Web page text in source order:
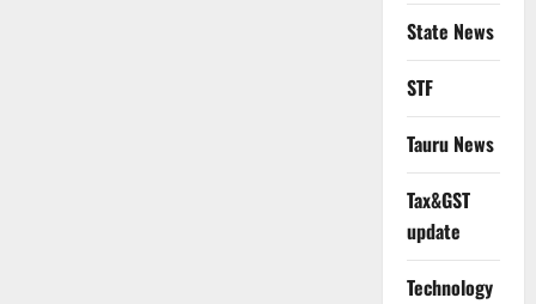
State News
STF
Tauru News
Tax&GST
update
Technology